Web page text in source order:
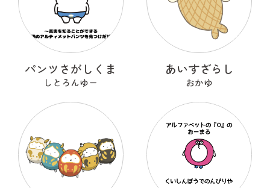
パンツさがしくま
しとろんゆー
あいすざらし
おかゆ